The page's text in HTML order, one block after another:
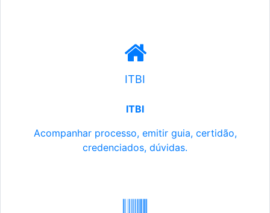
ITBI
ITBI
Acompanhar processo, emitir guia, certidão,
credenciados, dúvidas.